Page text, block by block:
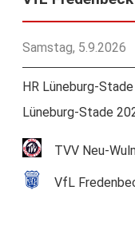
Samstag, 5.9.2026
HR Lüneburg-
Lüneburg-Stade
TVV Neu-
VfL